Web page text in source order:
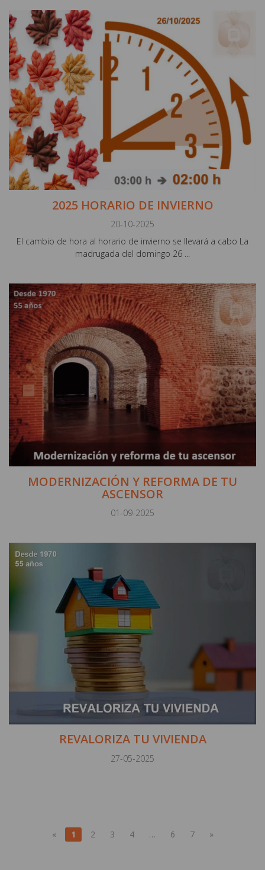
2025 HORARIO DE INVIERNO
20-10-2025
El cambio de hora al horario de invierno se llevará a cabo La
madrugada del domingo 26 ...
MODERNIZACIÓN Y REFORMA DE TU
ASCENSOR
01-09-2025
REVALORIZA TU VIVIENDA
27-05-2025
« 1 2 3 4 … 6 7 »